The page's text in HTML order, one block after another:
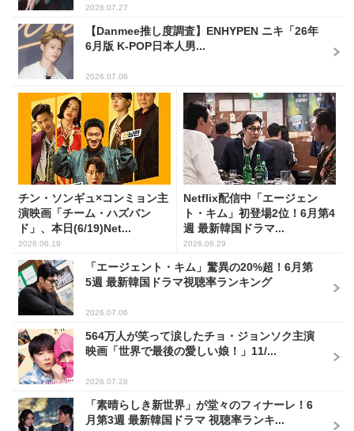
2026.07.27
【Danmee推し度調査】ENHYPEN ニキ「26年
6月版 K-POP日本人男...
2026.07.06
チン・ソンギュ×コンミョン主
演映画「チーム・ハズバン
ド」、本日(6/19)Net...
2026.06.19
Netflix配信中「エージェン
ト・キム」初登場2位！6月第4
週 最新韓国ドラマ...
2026.06.29
「エージェント・キム」驚異の20%超！6月第
5週 最新韓国ドラマ視聴率ランキング
2026.07.06
564万人が笑って涙したチョ・ジョンソク主演
映画「世界で最後の愛しい娘！」11/...
2026.07.28
「素晴らしき新世界」が堂々のフィナーレ！6
月第3週 最新韓国ドラマ 視聴率ランキ...